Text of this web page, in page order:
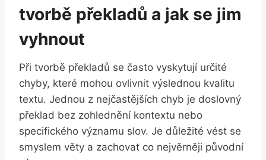
tvorbě překladů a jak se jim
vyhnout
Při tvorbě překladů se často vyskytují určité
chyby, které mohou ovlivnit výslednou kvalitu
textu. Jednou z nejčastějších chyb je doslovný
překlad bez zohlednění kontextu nebo
specifického významu slov. Je důležité vést se
smyslem věty a zachovat co nejvěrněji původní